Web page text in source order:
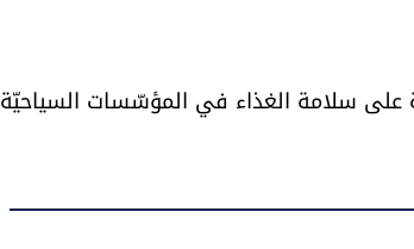
على سلامة الغذاء في المؤسّسات السياحيّة